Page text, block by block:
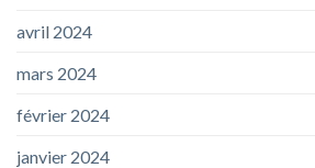
avril 2024
mars 2024
février 2024
janvier 2024